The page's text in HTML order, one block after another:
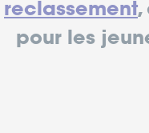
reclassement,
pour les